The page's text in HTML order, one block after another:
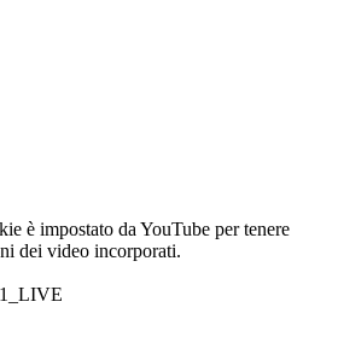
è impostato da YouTube per tenere
dei video incorporati.